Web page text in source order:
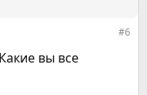
#6
вы все